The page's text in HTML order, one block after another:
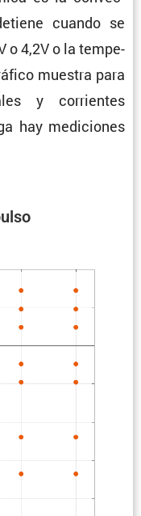
cuando se
o 4,2V o la tempe­
muestra para
y corrientes
hay mediciones